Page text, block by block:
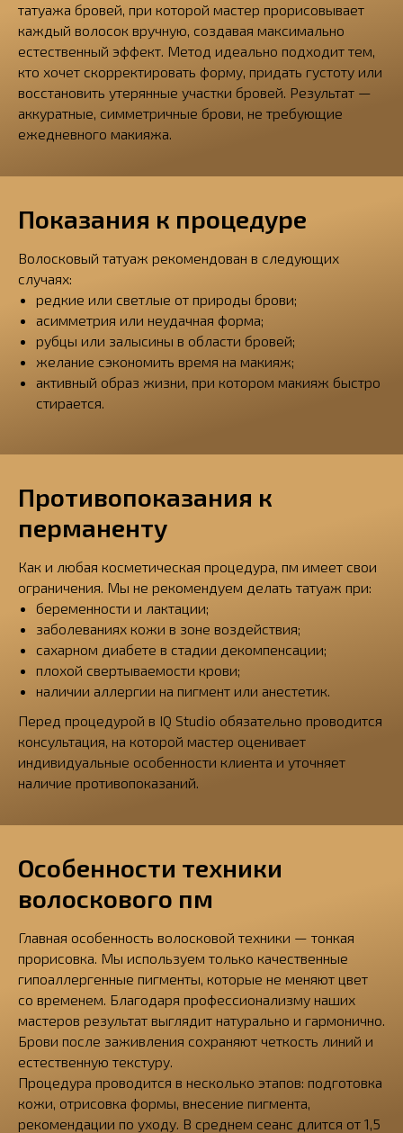
татуажа бровей, при которой мастер прорисовывает
каждый волосок вручную, создавая максимально
естественный эффект. Метод идеально подходит тем,
кто хочет скорректировать форму, придать густоту или
восстановить утерянные участки бровей. Результат —
аккуратные, симметричные брови, не требующие
ежедневного макияжа.
Показания к процедуре
Волосковый татуаж рекомендован в следующих
случаях:
редкие или светлые от природы брови;
асимметрия или неудачная форма;
рубцы или залысины в области бровей;
желание сэкономить время на макияж;
активный образ жизни, при котором макияж быстро
стирается.
Противопоказания к
перманенту
Как и любая косметическая процедура, пм имеет свои
ограничения. Мы не рекомендуем делать татуаж при:
беременности и лактации;
заболеваниях кожи в зоне воздействия;
сахарном диабете в стадии декомпенсации;
плохой свертываемости крови;
наличии аллергии на пигмент или анестетик.
Перед процедурой в IQ Studio обязательно проводится
консультация, на которой мастер оценивает
индивидуальные особенности клиента и уточняет
наличие противопоказаний.
Особенности техники
волоскового пм
Главная особенность волосковой техники — тонкая
прорисовка. Мы используем только качественные
гипоаллергенные пигменты, которые не меняют цвет
со временем. Благодаря профессионализму наших
мастеров результат выглядит натурально и гармонично.
Брови после заживления сохраняют четкость линий и
естественную текстуру.
Процедура проводится в несколько этапов: подготовка
кожи, отрисовка формы, внесение пигмента,
рекомендации по уходу. В среднем сеанс длится от 1,5